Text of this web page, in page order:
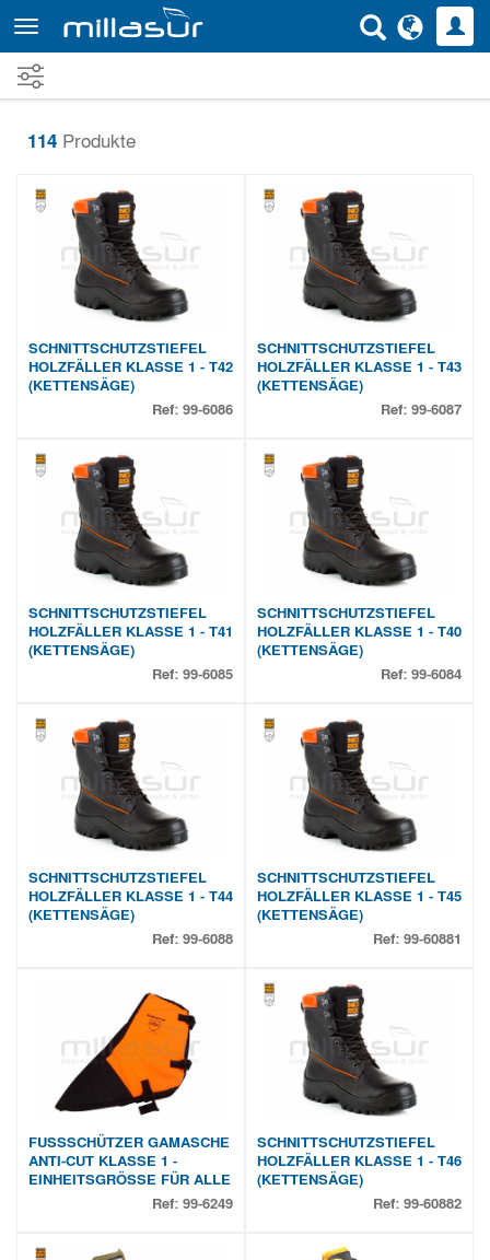
zum
Inhalt
114 Produkte
SCHNITTSCHUTZSTIEFEL
HOLZFÄLLER KLASSE 1 - T42
(KETTENSÄGE)
Ref: 99-6086
SCHNITTSCHUTZSTIEFEL
HOLZFÄLLER KLASSE 1 - T43
(KETTENSÄGE)
Ref: 99-6087
SCHNITTSCHUTZSTIEFEL
HOLZFÄLLER KLASSE 1 - T41
(KETTENSÄGE)
Ref: 99-6085
SCHNITTSCHUTZSTIEFEL
HOLZFÄLLER KLASSE 1 - T40
(KETTENSÄGE)
Ref: 99-6084
SCHNITTSCHUTZSTIEFEL
HOLZFÄLLER KLASSE 1 - T44
(KETTENSÄGE)
Ref: 99-6088
SCHNITTSCHUTZSTIEFEL
HOLZFÄLLER KLASSE 1 - T45
(KETTENSÄGE)
Ref: 99-60881
FUSSSCHÜTZER GAMASCHE
ANTI-CUT KLASSE 1 -
EINHEITSGRÖSSE FÜR ALLE
Ref: 99-6249
SCHNITTSCHUTZSTIEFEL
HOLZFÄLLER KLASSE 1 - T46
(KETTENSÄGE)
Ref: 99-60882